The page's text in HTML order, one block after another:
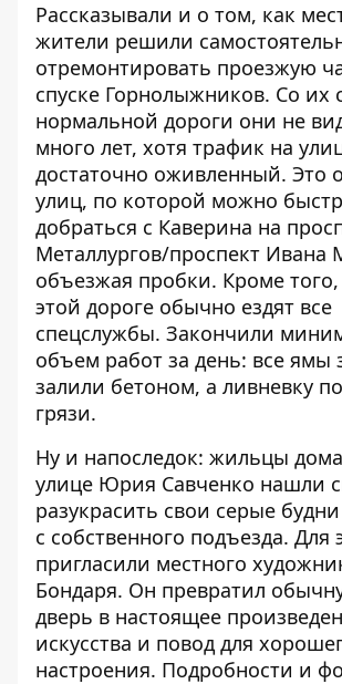
Рассказывали и о том, как
жители решили
отремонтировать проезжую
спуске Горнолыжников. Со их
нормальной дороги они не
много лет, хотя трафик на
достаточно оживленный. Это
улиц, по которой можно
добраться с Каверина на
Металлургов/проспект Ивана
объезжая пробки. Кроме
этой дороге обычно ездят все
спецслужбы. Закончили
объем работ за день: все ямы
залили бетоном, а ливневку
грязи.
Ну и напоследок: жильцы
улице Юрия Савченко нашли
разукрасить свои серые
с собственного подъезда. Для
пригласили местного
Бондаря. Он превратил
дверь в настоящее
искусства и повод для
настроения. Подробности и